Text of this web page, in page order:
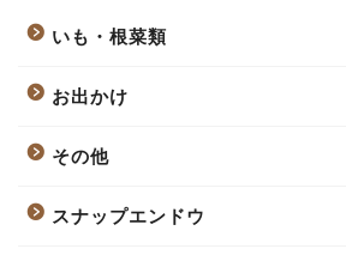
いも・根菜類
お出かけ
その他
スナップエンドウ